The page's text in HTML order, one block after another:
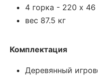
4 горка - 220 х
вес 87.5 кг
Комплектация
Деревянный